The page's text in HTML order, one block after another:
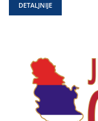
DETALJNIJE